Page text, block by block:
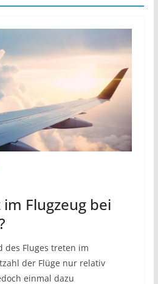
Flugzeug bei
des Fluges treten im
der Flüge nur relativ
einmal dazu